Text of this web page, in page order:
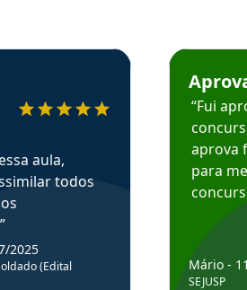
recomenda o Aprova Concursos em
aula,
todos
2025
(Edital
Estudante
“Fui
aprova
para
Mário -
SEJUSP